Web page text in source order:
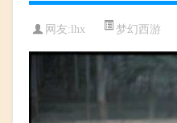
网友: lhx 梦幻西游